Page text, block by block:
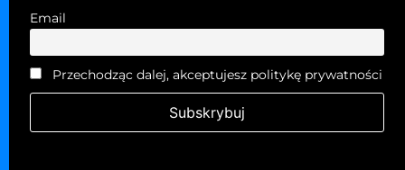
Email
Przechodząc dalej, akceptujesz politykę prywatności